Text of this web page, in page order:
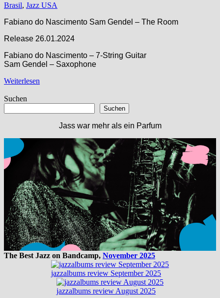
Brasil, Jazz USA
Fabiano do Nascimento Sam Gendel – The Room
Release 26.01.2024
Fabiano do Nascimento – 7-String Guitar
Sam Gendel – Saxophone
Weiterlesen
Suchen
Suchen
Jass war mehr als ein Parfum
The Best Jazz on Bandcamp, November 2025
jazzalbums review September 2025
jazzalbums review August 2025